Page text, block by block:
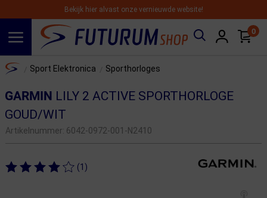
Bekijk hier alvast onze vernieuwde website!
0
Home Sport Elektronica Sporthorloges
GARMIN LILY 2 ACTIVE SPORTHORLOGE
GOUD/WIT
Artikelnummer: 6042-0972-001-N2410
(1)